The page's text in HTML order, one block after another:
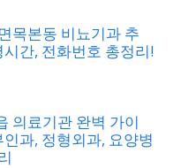
목본동 비뇨기과 추
시간, 전화번호 총정리!
의료기관 완벽 가이
인과, 정형외과, 요양병